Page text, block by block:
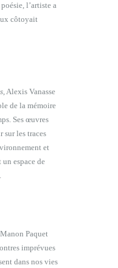
l’artiste a
côtoyait
, Alexis Vanasse
de la mémoire
Ses œuvres
sur les traces
et
espace de
Paquet
imprévues
dans nos vies